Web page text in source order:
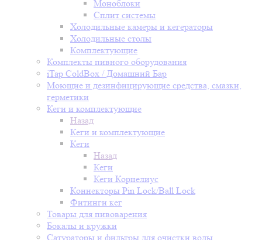
Моноблоки
Сплит системы
Холодильные камеры и кегераторы
Холодильные столы
Комплектующие
Комплекты пивного оборудования
iTap ColdBox / Домашний Бар
Моющие и дезинфицирующие средства, смазки,
герметики
Кеги и комплектующие
Назад
Кеги и комплектующие
Кеги
Назад
Кеги
Кеги Корнелиус
Коннекторы Pin Lock/Ball Lock
Фитинги кег
Товары для пивоварения
Бокалы и кружки
Сатураторы и фильтры для очистки воды